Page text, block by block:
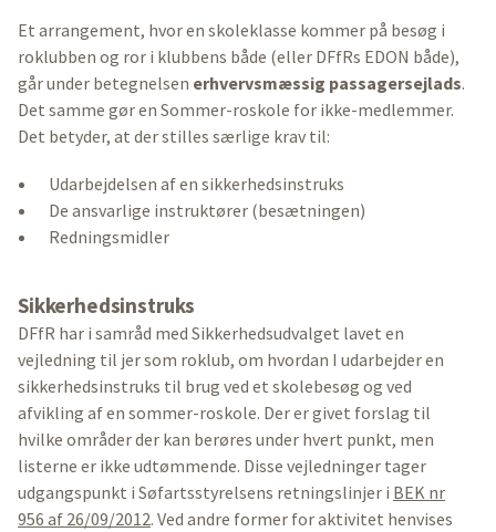
Et arrangement, hvor en skoleklasse kommer på besøg i
roklubben og ror i klubbens både (eller DFfRs EDON både),
går under betegnelsen erhvervsmæssig passagersejlads.
Det samme gør en Sommer-roskole for ikke-medlemmer.
Det betyder, at der stilles særlige krav til:
Udarbejdelsen af en sikkerhedsinstruks
De ansvarlige instruktører (besætningen)
Redningsmidler
Sikkerhedsinstruks
DFfR har i samråd med Sikkerhedsudvalget lavet en
vejledning til jer som roklub, om hvordan I udarbejder en
sikkerhedsinstruks til brug ved et skolebesøg og ved
afvikling af en sommer-roskole. Der er givet forslag til
hvilke områder der kan berøres under hvert punkt, men
listerne er ikke udtømmende. Disse vejledninger tager
udgangspunkt i Søfartsstyrelsens retningslinjer i BEK nr
956 af 26/09/2012. Ved andre former for aktivitet henvises